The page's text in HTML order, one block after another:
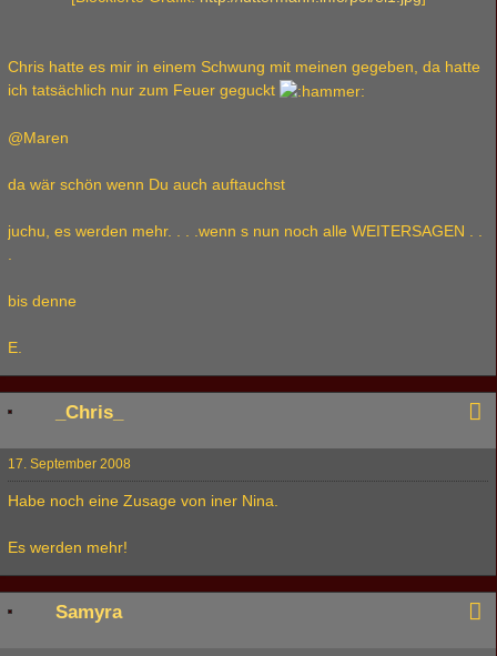
Chris hatte es mir in einem Schwung mit meinen gegeben, da hatte
ich tatsächlich nur zum Feuer geguckt
@Maren
da wär schön wenn Du auch auftauchst
juchu, es werden mehr. . . .wenn s nun noch alle WEITERSAGEN . .
bis denne
E.
_Chris_
17. September 2008
Habe noch eine Zusage von iner Nina.
Es werden mehr!
Samyra